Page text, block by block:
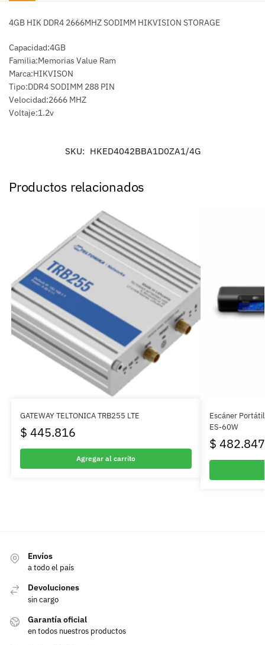
4GB HIK DDR4 2666MHZ SODIMM HIKVISION STORAGE
Capacidad:4GB
Familia:Memorias Value Ram
Marca:HIKVISON
Tipo:DDR4 SODIMM 288 PIN
Velocidad:2666 MHZ
Voltaje:1.2v
SKU: HKED4042BBA1D0ZA1/4G
Productos relacionados
GATEWAY TELTONICA TRB255 LTE
$ 445.816
Agregar al carrito
Escáner
ES-60W
$ 482.847
Envíos
a todo el país
Devoluciones
sin cargo
Garantía oficial
en todos nuestros productos